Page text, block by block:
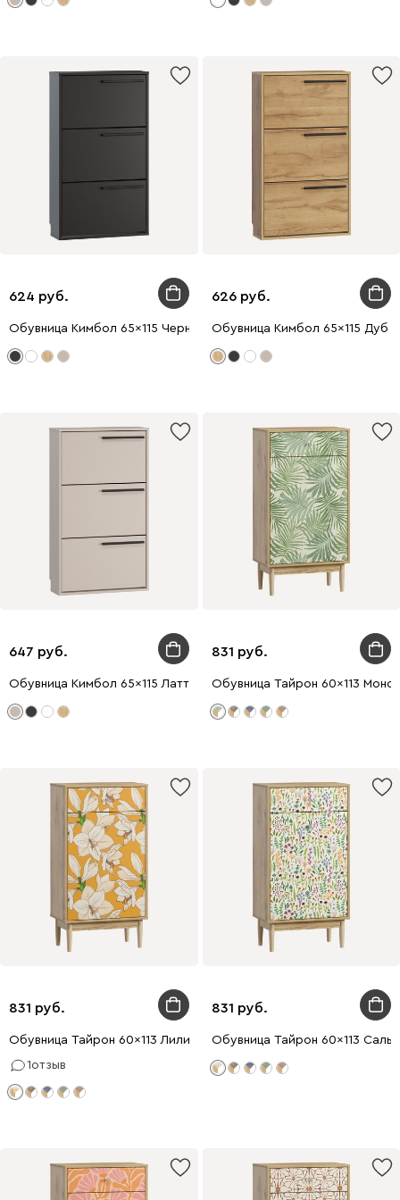
624
Обувница Кимбол 65x115 Черный
626
Обувница Кимбол 65x115 Дуб
647
Обувница Кимбол 65x115 Латте
831
Обувница Тайрон 60x113
831
Обувница Тайрон 60x113 Лилия
1отзыв
831
Обувница Тайрон 60x113